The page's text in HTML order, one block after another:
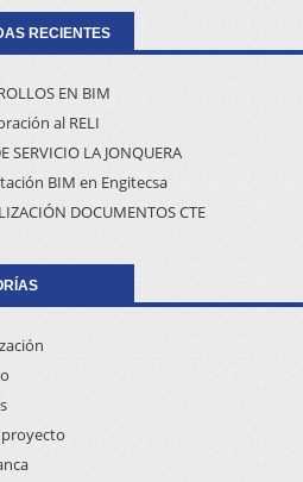
RECIENTES
EN BIM
al RELI
SERVICIO LA JONQUERA
BIM en Engitecsa
DOCUMENTOS CTE